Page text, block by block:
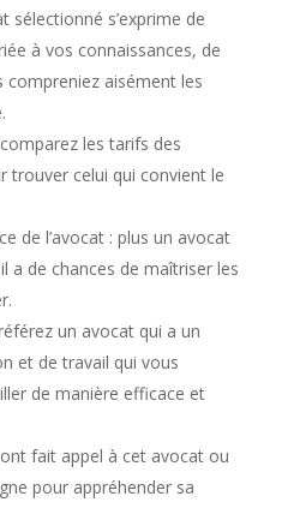
sélectionné s’exprime de
à vos connaissances, de
compreniez aisément les
les tarifs des
trouver celui qui convient le
de l’avocat : plus un avocat
a de chances de maîtriser les
un avocat qui a un
et de travail qui vous
de manière efficace et
fait appel à cet avocat ou
pour appréhender sa